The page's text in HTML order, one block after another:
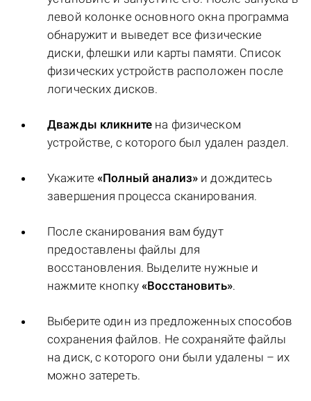
левой колонке основного окна программа
обнаружит и выведет все физические
диски, флешки или карты памяти. Список
физических устройств расположен после
логических дисков.
Дважды кликните на физическом
устройстве, с которого был удален раздел.
Укажите«Полный анализ» и дождитесь
завершения процесса сканирования.
После сканирования вам будут
предоставлены файлы для
восстановления. Выделите нужные и
нажмите кнопку «Восстановить».
Выберите один из предложенных способов
сохранения файлов. Не сохраняйте файлы
на диск, с которого они были удалены – их
можно затереть.